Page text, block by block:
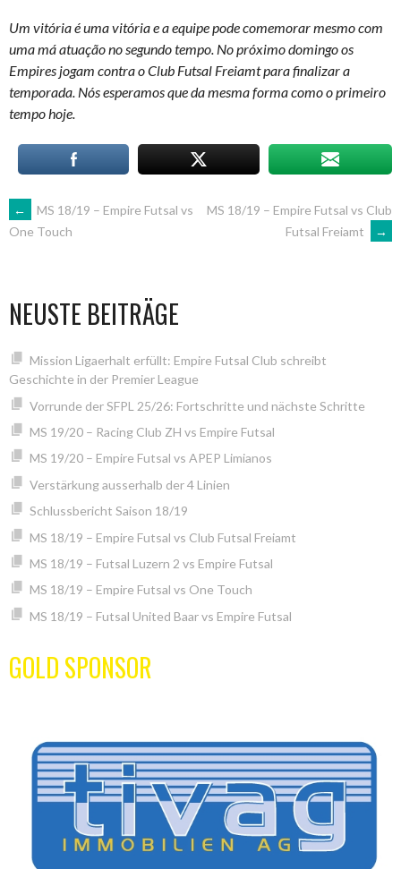
Um vitória é uma vitória e a equipe pode comemorar mesmo com
uma má atuação no segundo tempo. No próximo domingo os
Empires jogam contra o Club Futsal Freiamt para finalizar a
temporada. Nós esperamos que da mesma forma como o primeiro
tempo hoje.
ARTIKEL-
←
MS 18/19 – Empire Futsal vs
One Touch
MS 18/19 – Empire Futsal vs Club
Futsal Freiamt
→
NEUSTE BEITRÄGE
Mission Ligaerhalt erfüllt: Empire Futsal Club schreibt
Geschichte in der Premier League
Vorrunde der SFPL 25/26: Fortschritte und nächste Schritte
MS 19/20 – Racing Club ZH vs Empire Futsal
MS 19/20 – Empire Futsal vs APEP Limianos
Verstärkung ausserhalb der 4 Linien
Schlussbericht Saison 18/19
MS 18/19 – Empire Futsal vs Club Futsal Freiamt
MS 18/19 – Futsal Luzern 2 vs Empire Futsal
MS 18/19 – Empire Futsal vs One Touch
MS 18/19 – Futsal United Baar vs Empire Futsal
GOLD SPONSOR